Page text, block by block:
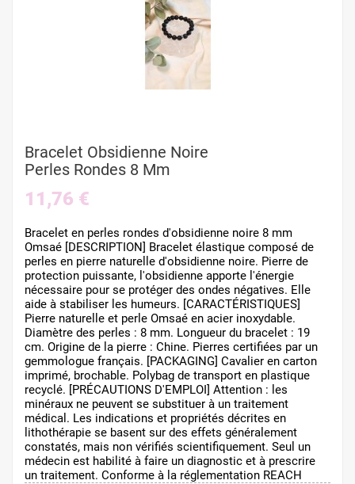
Bracelet Obsidienne Noire
Perles Rondes 8 Mm
11,76 €
Bracelet en perles rondes d'obsidienne noire 8 mm
Omsaé [DESCRIPTION] Bracelet élastique composé de
perles en pierre naturelle d'obsidienne noire. Pierre de
protection puissante, l'obsidienne apporte l'énergie
nécessaire pour se protéger des ondes négatives. Elle
aide à stabiliser les humeurs. [CARACTÉRISTIQUES]
Pierre naturelle et perle Omsaé en acier inoxydable.
Diamètre des perles : 8 mm. Longueur du bracelet : 19
cm. Origine de la pierre : Chine. Pierres certifiées par un
gemmologue français. [PACKAGING] Cavalier en carton
imprimé, brochable. Polybag de transport en plastique
recyclé. [PRÉCAUTIONS D'EMPLOI] Attention : les
minéraux ne peuvent se substituer à un traitement
médical. Les indications et propriétés décrites en
lithothérapie se basent sur des effets généralement
constatés, mais non vérifiés scientifiquement. Seul un
médecin est habilité à faire un diagnostic et à prescrire
un traitement. Conforme à la réglementation REACH